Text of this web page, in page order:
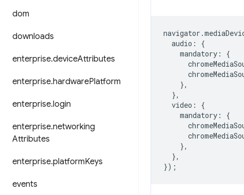
dom
downloads
enterprise.deviceAttributes
enterprise.hardwarePlatform
enterprise.login
enterprise.networking
Attributes
enterprise.platformKeys
events
navigator .
audio :
{
mandatory :
{
},
},
video :
{
mandatory :
{
},
},
});